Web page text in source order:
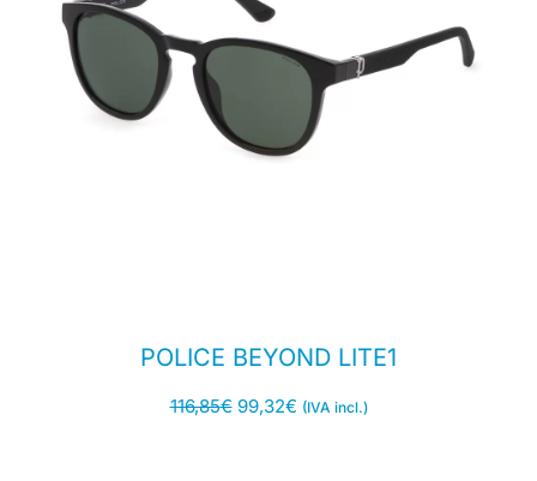
POLICE BEYOND LITE1
116,85€ 99,32€ (IVA incl.)